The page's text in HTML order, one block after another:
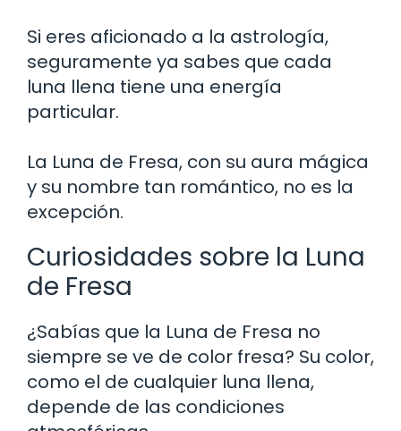
Si eres aficionado a la astrología,
seguramente ya sabes que cada
luna llena tiene una energía
particular.
La Luna de Fresa, con su aura mágica
y su nombre tan romántico, no es la
excepción.
Curiosidades sobre la Luna
de Fresa
¿Sabías que la Luna de Fresa no
siempre se ve de color fresa? Su color,
como el de cualquier luna llena,
depende de las condiciones